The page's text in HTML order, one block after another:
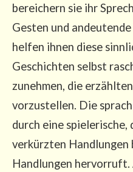
berei­chern sie ihr
Ges­ten und
hel­fen ihnen die­se
Geschich­ten selbst
zu­neh­men, die
vor­zu­stel­len. Die
durch eine spie­le­ri­sche,
ver­kürz­ten
Hand­lun­gen